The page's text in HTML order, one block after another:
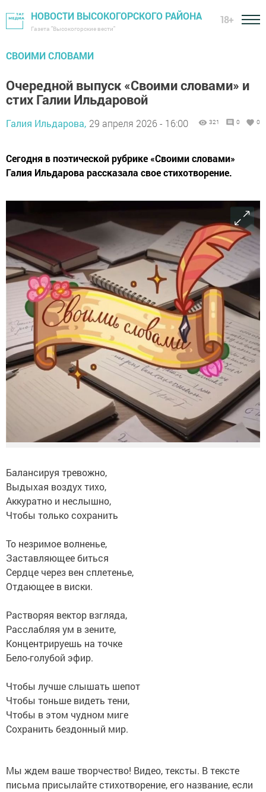
НОВОСТИ ВЫСОКОГОРСКОГО РАЙОНА
Газета "Высокогорские вести"
18+
СВОИМИ СЛОВАМИ
Очередной выпуск «Своими словами» и
стих Галии Ильдаровой
Галия Ильдарова, 29 апреля 2026 - 16:00 321 0 0
Сегодня в поэтической рубрике «Своими словами»
Галия Ильдарова рассказала свое стихотворение.
Балансируя тревожно,
Выдыхая воздух тихо,
Аккуратно и неслышно,
Чтобы только сохранить
То незримое волненье,
Заставляющее биться
Сердце через вен сплетенье,
Отдающее в виски.
Растворяя вектор взгляда,
Расслабляя ум в зените,
Концентрируешь на точке
Бело-голубой эфир.
Чтобы лучше слышать шепот
Чтобы тоньше видеть тени,
Чтобы в этом чудном миге
Сохранить бездонный мир.
Мы ждем ваше творчество! Видео, тексты. В тексте
письма присылайте стихотворение, его название, если